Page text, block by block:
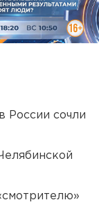
России сочли